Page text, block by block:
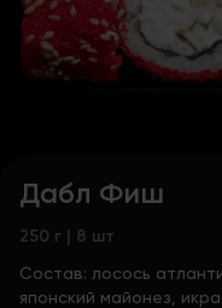
Дабл Фиш
250 г | 8 шт
Состав: лосось
японский майонез,